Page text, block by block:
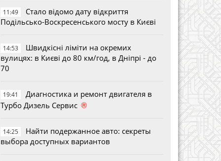
11:49
Стало відомо дату відкриття
Подільсько-Воскресенського мосту в Києві
14:53
Швидкісні ліміти на окремих
вулицях: в Києві до 80 км/год, в Дніпрі - до
70
19:41
Диагностика и ремонт двигателя в
Турбо Дизель Сервис ®
14:25
Найти подержанное авто: секреты
выбора доступных вариантов